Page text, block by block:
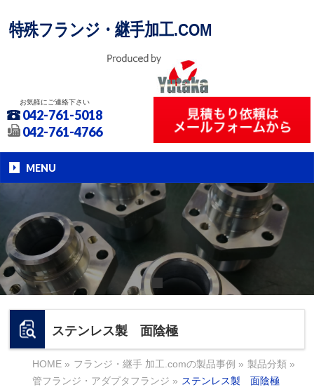
特殊フランジ・継手加工.COM
お気軽にご連絡下さい
042-761-5018
042-761-4766
MENU
ステンレス製 面陰極
HOME » フランジ・継手 加工.comの製品事例 » 製品分類 »
管フランジ・アダプタフランジ » ステンレス製 面陰極